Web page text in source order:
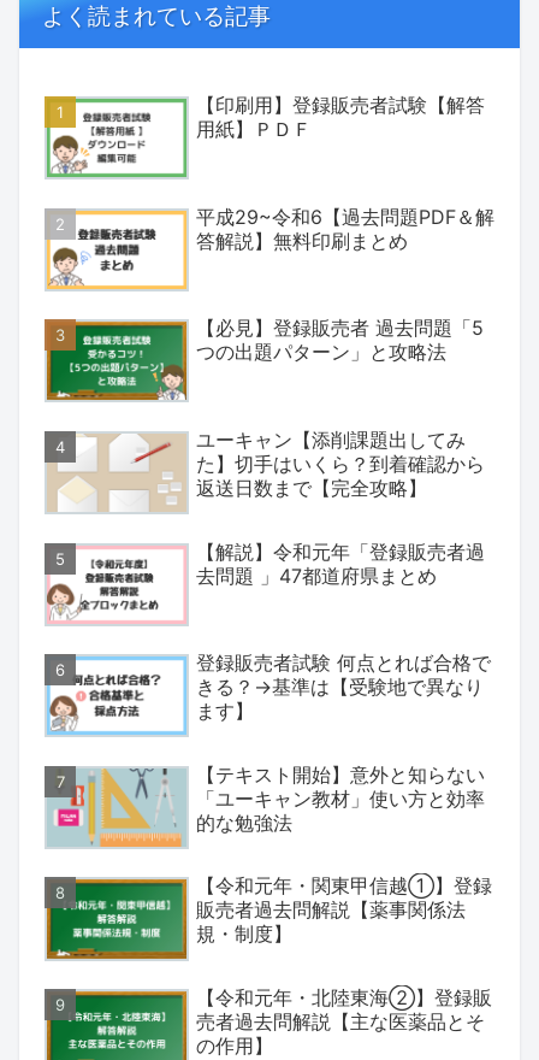
よく読まれている記事
【印刷用】登録販売者試験【解答
用紙】ＰＤＦ
平成29~令和6【過去問題PDF＆解
答解説】無料印刷まとめ
【必見】登録販売者 過去問題「5
つの出題パターン」と攻略法
ユーキャン【添削課題出してみ
た】切手はいくら？到着確認から
返送日数まで【完全攻略】
【解説】令和元年「登録販売者過
去問題 」47都道府県まとめ
登録販売者試験 何点とれば合格で
きる？→基準は【受験地で異なり
ます】
【テキスト開始】意外と知らない
「ユーキャン教材」使い方と効率
的な勉強法
【令和元年・関東甲信越①】登録
販売者過去問解説【薬事関係法
規・制度】
【令和元年・北陸東海②】登録販
売者過去問解説【主な医薬品とそ
の作用】